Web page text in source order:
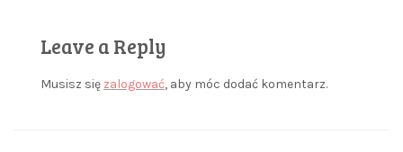
Leave a Reply
Musisz się zalogować, aby móc dodać komentarz.